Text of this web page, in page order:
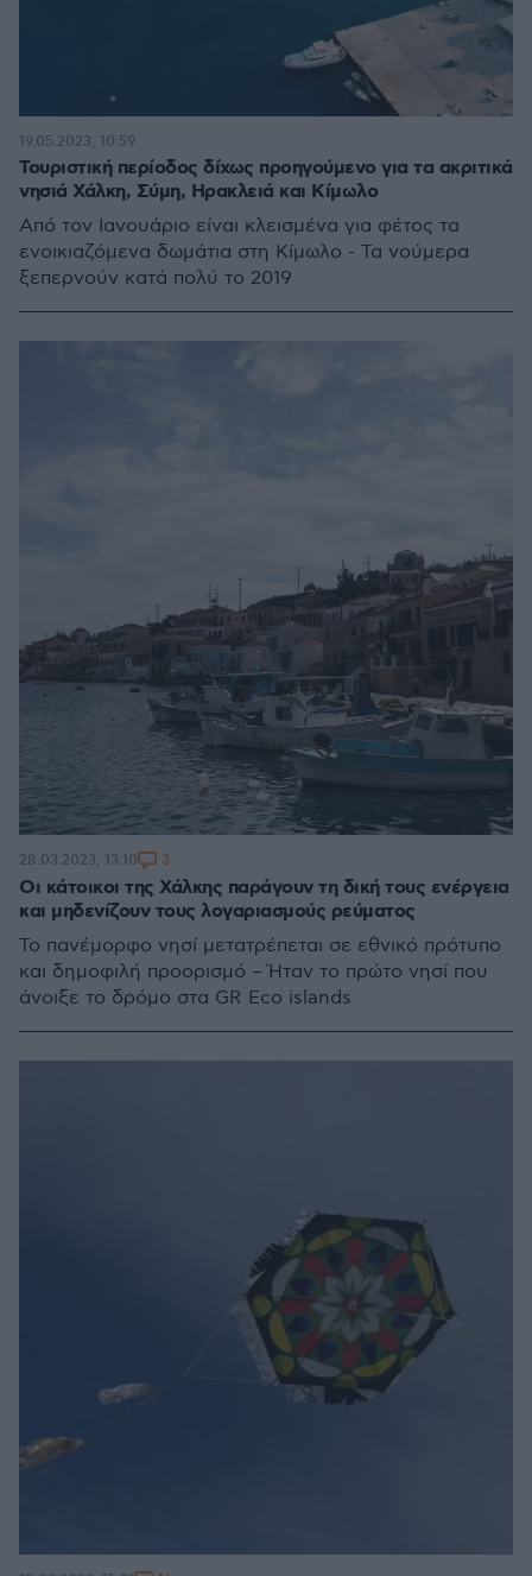
Τουριστική περίοδος δίχως προηγούμενο για τα ακριτικά
νησιά Χάλκη, Σύμη, Ηρακλειά και Κίμωλο
Από τον Ιανουάριο είναι κλεισμένα για φέτος τα
ενοικιαζόμενα δωμάτια στη Κίμωλο - Τα νούμερα
ξεπερνούν κατά πολύ το 2019
19.05.2023, 10:59
Οι κάτοικοι της Χάλκης παράγουν τη δική τους ενέργεια
και μηδενίζουν τους λογαριασμούς ρεύματος
Το πανέμορφο νησί μετατρέπεται σε εθνικό πρότυπο
και δημοφιλή προορισμό – Ήταν το πρώτο νησί που
άνοιξε το δρόμο στα GR Eco islands
28.03.2023, 13:10 3